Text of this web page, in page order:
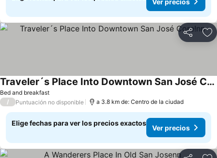
Compartir
Bed and breakfast
Traveler´s Place Into Downtown San José Core!nn
/ Puntuación no disponible a 3.8 km de: Centro de la ciudad
Elige fechas para ver los precios exactos
Ver precios